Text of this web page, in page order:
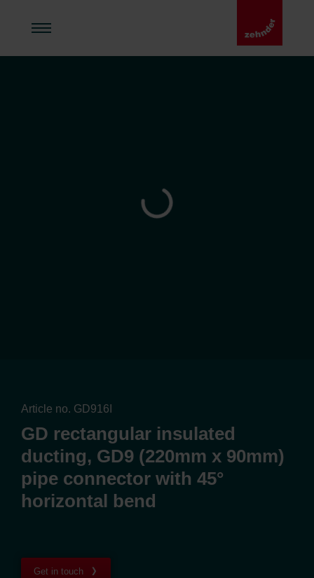
Article no. GD916I
GD rectangular insulated
ducting, GD9 (220mm x 90mm)
pipe connector with 45°
horizontal bend
Get in touch